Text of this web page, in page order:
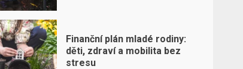
Finanční plán mladé rodiny:
děti, zdraví a mobilita bez
stresu